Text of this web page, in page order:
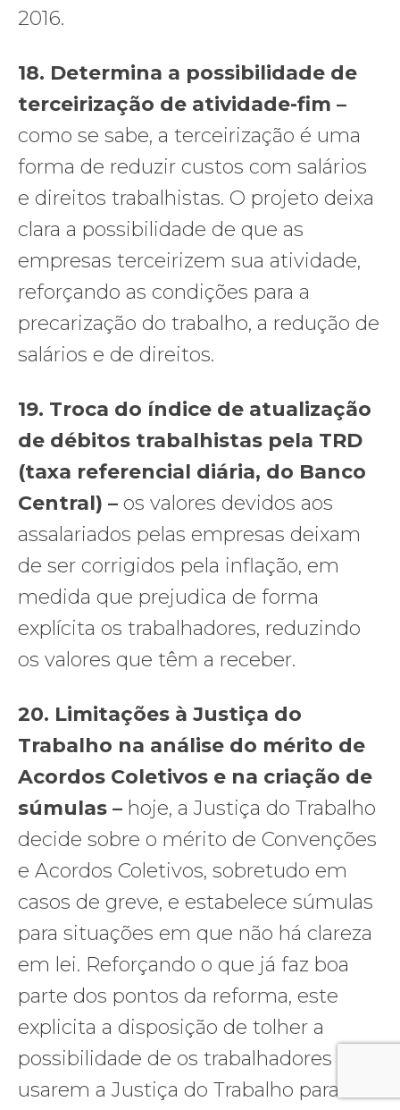
2016.
18. Determina a possibilidade de
terceirização de atividade-fim –
como se sabe, a terceirização é uma
forma de reduzir custos com salários
e direitos trabalhistas. O projeto deixa
clara a possibilidade de que as
empresas terceirizem sua atividade,
reforçando as condições para a
precarização do trabalho, a redução de
salários e de direitos.
19. Troca do índice de atualização
de débitos trabalhistas pela TRD
(taxa referencial diária, do Banco
Central) – os valores devidos aos
assalariados pelas empresas deixam
de ser corrigidos pela inflação, em
medida que prejudica de forma
explícita os trabalhadores, reduzindo
os valores que têm a receber.
20. Limitações à Justiça do
Trabalho na análise do mérito de
Acordos Coletivos e na criação de
súmulas – hoje, a Justiça do Trabalho
decide sobre o mérito de Convenções
e Acordos Coletivos, sobretudo em
casos de greve, e estabelece súmulas
para situações em que não há clareza
em lei. Reforçando o que já faz boa
parte dos pontos da reforma, este
explicita a disposição de tolher a
possibilidade de os trabalhadores
usarem a Justiça do Trabalho para